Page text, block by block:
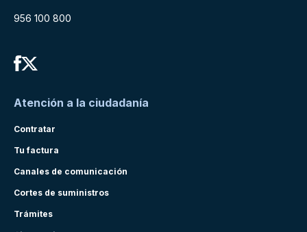
956 100 800
Atención a la ciudadanía
Contratar
Tu factura
Canales de comunicación
Cortes de suministros
Trámites